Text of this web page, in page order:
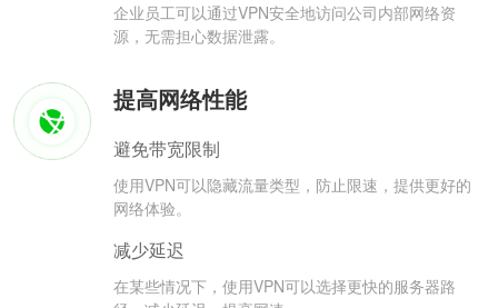
企业员工可以通过VPN安全地访问公司内部网络资
源，无需担心数据泄露。
提高网络性能
避免带宽限制
使用VPN可以隐藏流量类型，防止限速，提供更好的
网络体验。
减少延迟
在某些情况下，使用VPN可以选择更快的服务器路